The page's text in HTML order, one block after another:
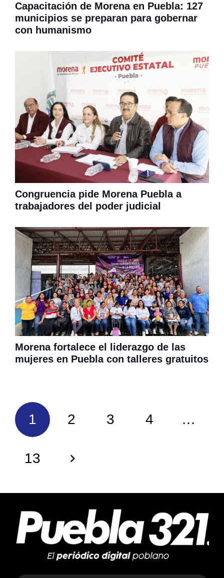
Capacitación de Morena en Puebla: 127
municipios se preparan para gobernar
con humanismo
Congruencia pide Morena Puebla a
trabajadores del poder judicial
Morena fortalece el liderazgo de las
mujeres en Puebla con talleres gratuitos
1 2 3 4 …
13